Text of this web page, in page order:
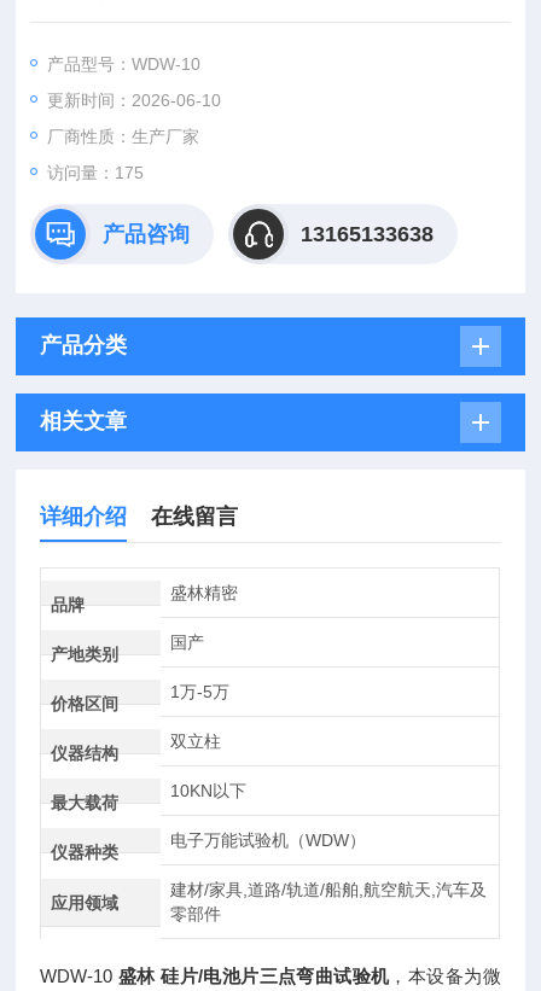
用力学检测设备。采用双柱门式高刚性结构，配备光伏硅片专用
电池片的弯曲强度、断裂强度及挠度测试，是光伏企业、科研院
所、第三方检测机构验证电池片抗折性能的核心设备。
产品型号：WDW-10
更新时间：2026-06-10
厂商性质：生产厂家
访问量：175
产品咨询 13165133638
产品分类
相关文章
详细介绍 在线留言
品牌
盛林精密
产地类别
国产
价格区间
1万-5万
仪器结构
双立柱
最大载荷
10KN以下
仪器种类
电子万能试验机（WDW）
应用领域
建材/家具,道路/轨道/船舶,航空航天,汽车及
零部件
WDW-10 盛林 硅片/电池片三点弯曲试验机，本设备为微